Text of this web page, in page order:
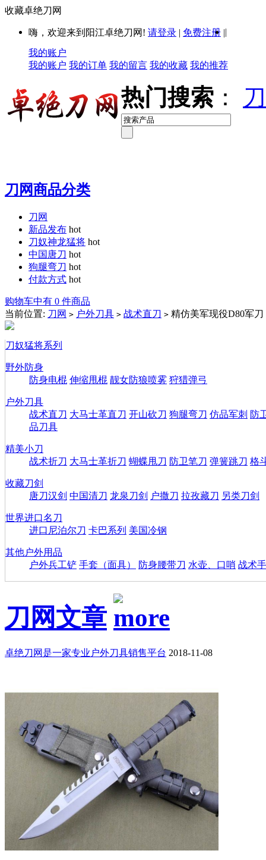
收藏卓绝刀网
嗨，欢迎来到阳江卓绝刀网! 请登录 | 免费注册 ||
我的账户
我的账户 我的订单 我的留言 我的收藏 我的推荐
热门搜索 ：
刀网商品分类
刀网
新品发布 hot
刀奴神龙猛将 hot
中国唐刀 hot
狗腿弯刀 hot
付款方式 hot
购物车中有 0 件商品
当前位置: 刀网 > 户外刀具 > 战术直刀 > 精仿美军现役D80军刀
刀奴猛将系列
野外防身
防身电棍 伸缩甩棍 靓女防狼喷雾 狩猎弹弓
户外刀具
战术直刀 大马士革直刀 开山砍刀 狗腿弯刀 仿品军刺 防
品刀具
精美小刀
战术折刀 大马士革折刀 蝴蝶甩刀 防卫笔刀 弹簧跳刀 格
收藏刀剑
唐刀汉剑 中国清刀 龙泉刀剑 户撒刀 拉孜藏刀 另类刀剑
世界进口名刀
进口尼泊尔刀 卡巴系列 美国冷钢
其他户外用品
户外兵工铲 手套（面具） 防身腰带刀 水壶、口哨 战术
刀网文章
卓绝刀网是一家专业户外刀具销售平台 2018-11-08